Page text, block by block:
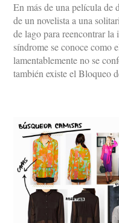
En más de una película de
de un novelista a una
de lago para reencontrar
síndrome se conoce como
lamentablemente no se
también existe el Bloqueo